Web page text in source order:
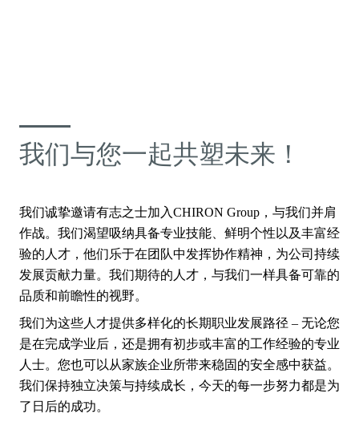
我们与您一起共塑未来！
我们诚挚邀请有志之士加入CHIRON Group，与我们并肩
作战。我们渴望吸纳具备专业技能、鲜明个性以及丰富经
验的人才，他们乐于在团队中发挥协作精神，为公司持续
发展贡献力量。我们期待的人才，与我们一样具备可靠的
品质和前瞻性的视野。
我们为这些人才提供多样化的长期职业发展路径 – 无论您
是在完成学业后，还是拥有初步或丰富的工作经验的专业
人士。您也可以从家族企业所带来稳固的安全感中获益。
我们保持独立决策与持续成长，今天的每一步努力都是为
了日后的成功。